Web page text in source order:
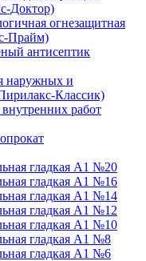
Доктор)
огнезащитная
Прайм)
антисептик
наружных и
Классик)
работ
гладкая А1 №20
гладкая А1 №16
гладкая А1 №14
гладкая А1 №12
гладкая А1 №10
гладкая А1 №8
гладкая А1 №6